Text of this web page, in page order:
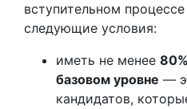
вступительном
следующие условия:
иметь не менее
базовом уровне —
кандидатов,